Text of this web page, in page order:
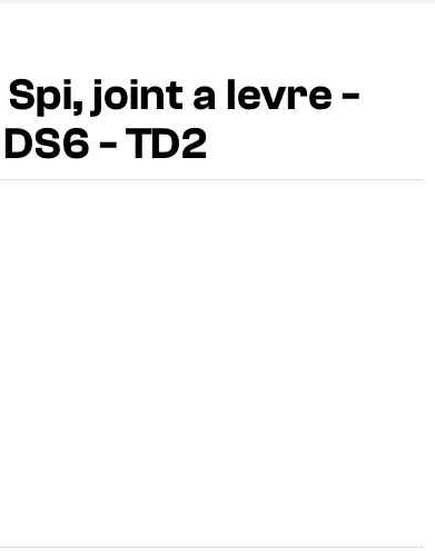
joint a levre -
- TD2